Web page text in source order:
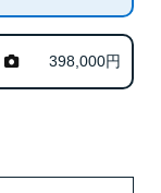
398,000円